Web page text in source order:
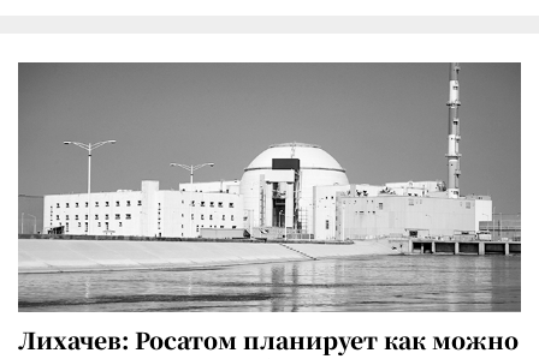
Лихачев: Росатом планирует как можно